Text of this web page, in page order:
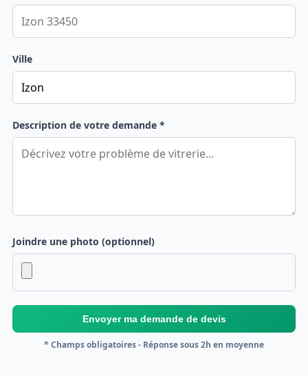
Ville
Description de votre demande *
Joindre une photo (optionnel)
Envoyer ma demande de devis
* Champs obligatoires - Réponse sous 2h en moyenne